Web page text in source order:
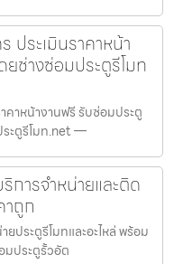
ประเมินราคาหน้า
ช่างซ่อมประตูรีโมท
คาหน้างานฟรี รับซ่อมประตู
ระตูรีโมท.net —
การจำหน่ายและติด
าถูก
ประตูรีโมทและอะไหล่ พร้อม
มประตูรั้วอัต